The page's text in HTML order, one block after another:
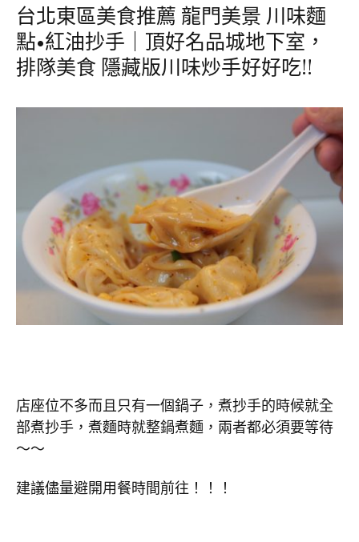
台北東區美食推薦 龍門美景 川味麵
點•紅油抄手｜頂好名品城地下室，
排隊美食 隱藏版川味炒手好好吃!!
店座位不多而且只有一個鍋子，煮抄手的時候就全
部煮抄手，煮麵時就整鍋煮麵，兩者都必須要等待
～～
建議儘量避開用餐時間前往！！！